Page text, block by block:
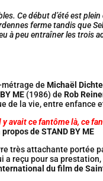
Ce début d’été est
ferme tandis que
à peu entraîner les trois
de Michaël
ME(1986) de Rob
de la vie, entre enfance
y avait ce fantôme là, ce
de STAND BY ME
très attachante portée
a reçu pour sa
du film de